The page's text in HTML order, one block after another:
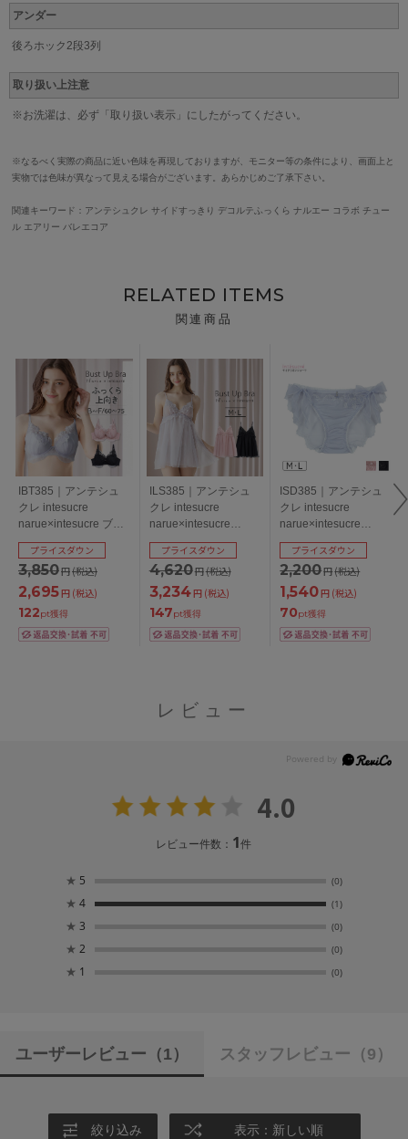
アンダー
後ろホック2段3列
取り扱い上注意
※お洗濯は、必ず「取り扱い表示」にしたがってください。
※なるべく実際の商品に近い色味を再現しておりますが、モニター等の条件により、画面上と
実物では色味が異なって見える場合がございます。あらかじめご了承下さい。
関連キーワード：アンテシュクレ サイドすっきり デコルテふっくら ナルエー コラボ チュー
ル エアリー バレエコア
RELATED ITEMS
関連商品
IBT385｜アンテシュ
クレ intesucre
narue×intesucre ブラ
ジャー単品 ふっくら
デコルテメイク
BCDEFカップ アンダ
ー60/65/70/75cm
3,850円(税込)
プライスダウン
2,695円 (税込)
122pt獲得
ILS385｜アンテシュ
クレ intesucre
narue×intesucre
IBT385ペア スリップ
M/L
4,620円(税込)
プライスダウン
3,234円 (税込)
147pt獲得
ISD385｜アンテシュ
クレ intesucre
narue×intesucre
IBT385ペア サイドリ
ボンショーツ M/L
2,200円(税込)
プライスダウン
1,540円 (税込)
70pt獲得
レビュー
4.0
レビュー件数： 1件
★ 5 (0)
★ 4 (1)
★ 3 (0)
★ 2 (0)
★ 1 (0)
ユーザーレビュー （1） スタッフレビュー （9）
絞り込み 表示：新しい順